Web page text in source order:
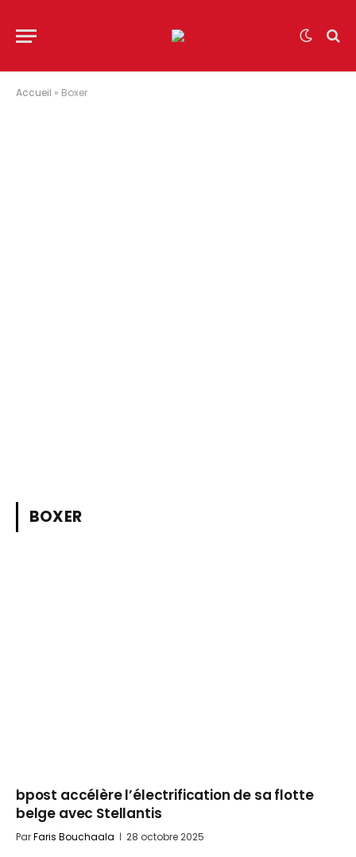
Accueil » Boxer
BOXER
bpost accélère l’électrification de sa flotte
belge avec Stellantis
ParFaris Bouchaala 28 octobre 2025